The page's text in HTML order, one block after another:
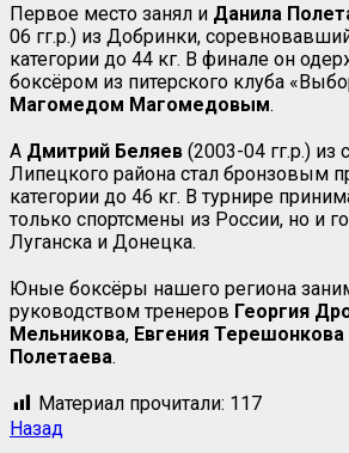
Первое место занял и Данила
06 гг.р.) из Добринки,
категории до 44 кг. В финале он
боксёром из питерского клуба
Магомедом Магомедовым.
А Дмитрий Беляев (2003-04 гг.р.) из
Липецкого района стал бронзовым
категории до 46 кг. В турнире
только спортсмены из России, но и
Луганска и Донецка.
Юные боксёры нашего региона
руководством тренеров Георгия
Мельникова, Евгения Терешонкова
Полетаева.
Материал прочитали: 117
Назад